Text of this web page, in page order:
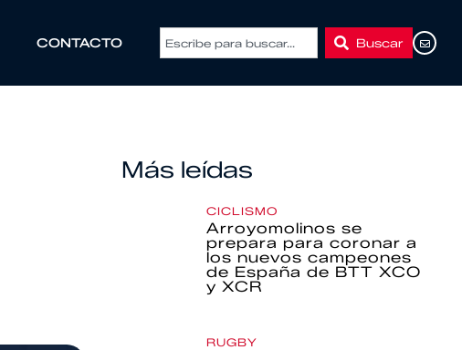
CONTACTO Buscar
Más leídas
CICLISMO
Arroyomolinos se
prepara para coronar a
los nuevos campeones
de España de BTT XCO
y XCR
RUGBY